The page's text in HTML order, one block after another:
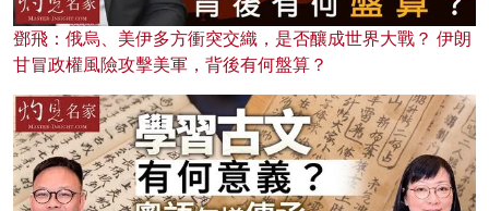
鄧飛：俄烏、美伊多方衝突交織，是否釀成世界大戰？ 伊朗
甘冒政權風險攻擊美軍，背後有何盤算？